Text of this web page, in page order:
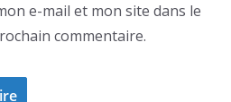
e-mail et mon site dans le
commentaire.